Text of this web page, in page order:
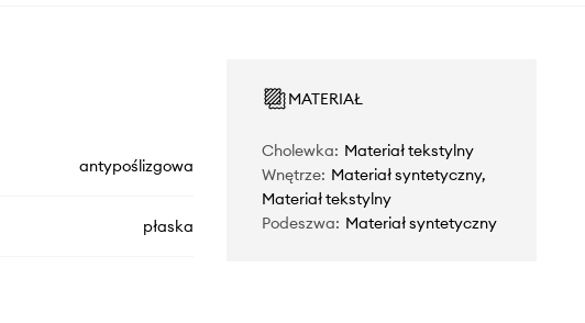
antypoślizgowa
płaska
MATERIAŁ
Cholewka: Materiał tekstylny
Wnętrze: Materiał syntetyczny,
Materiał tekstylny
Podeszwa: Materiał syntetyczny